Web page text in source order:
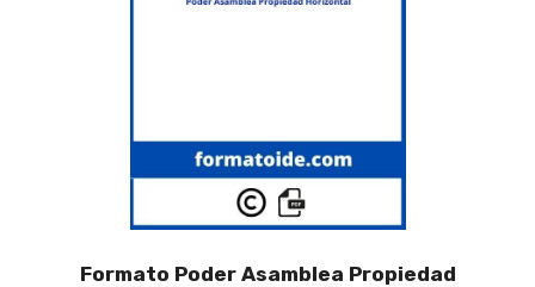
Formato Poder Asamblea Propiedad